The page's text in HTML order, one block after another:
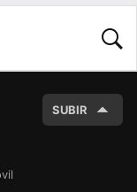
SUBIR